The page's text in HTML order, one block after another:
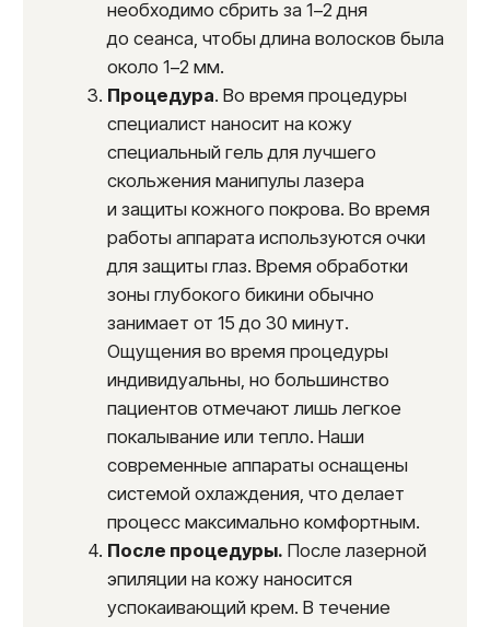
Почему стоит выбрать нашу
клинику для лазерной эпиляции
глубокого бикини?
Современное оборудование.
используем самые современные
аппараты для лазерной эпиляции,
процедуру эффективно и безопасно.
Опытные специалисты.В нашей
высококвалифицированные врачи-
косметологи с большим опытом
работы в области лазерной эпиляции.
учитываем индивидуальные
и узнать актуальные акции можно на нашем
сайте или по телефону. Мы предлагаем
различные варианты оплаты, включая оплату
картой и рассрочку.
Мы гарантируем высокое качество услуг
Запишитесь на консультацию к нашему
специалисту, чтобы получить подробную
программу лазерной эпиляции. Первая
консультация позволит вам принять
взвешенное решение.